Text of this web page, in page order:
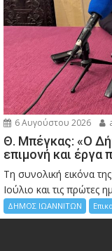
6 Αυγούστου 2026
Θ. Μπέγκας: «Ο
επιμονή και
Τη συνολική εικόνα
Ιούλιο και τις πρώτες
ΔΗΜΟΣ ΙΩΑΝΝΙΤΩΝ